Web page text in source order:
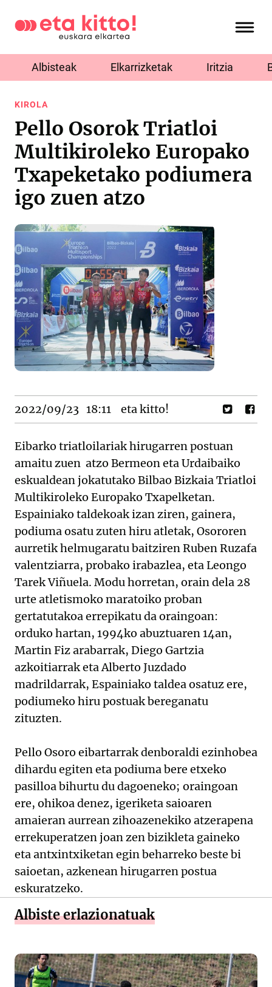
Albisteak Elkarrizketak Iritzia
KIROLA
Pello Osorok Triatloi
Multikiroleko Europako
Txapeketako podiumera
igo zuen atzo
2022/09/23 18:11 eta kitto!
Eibarko triatloilariak hirugarren postuan
amaitu zuen atzo Bermeon eta Urdaibaiko
eskualdean jokatutako Bilbao Bizkaia Triatloi
Multikiroleko Europako Txapelketan.
Espainiako taldekoak izan ziren, gainera,
podiuma osatu zuten hiru atletak, Osororen
aurretik helmugaratu baitziren Ruben Ruzafa
valentziarra, probako irabazlea, eta Leongo
Tarek Viñuela. Modu horretan, orain dela 28
urte atletismoko maratoiko proban
gertatutakoa errepikatu da oraingoan:
orduko hartan, 1994ko abuztuaren 14an,
Martin Fiz arabarrak, Diego Gartzia
azkoitiarrak eta Alberto Juzdado
madrildarrak, Espainiako taldea osatuz ere,
podiumeko hiru postuak bereganatu
zituzten.
Pello Osoro eibartarrak denboraldi ezinhobea
dihardu egiten eta podiuma bere etxeko
pasilloa bihurtu du dagoeneko; oraingoan
ere, ohikoa denez, igeriketa saioaren
amaieran aurrean zihoazenekiko atzerapena
errekuperatzen joan zen bizikleta gaineko
eta antxintxiketan egin beharreko beste bi
saioetan, azkenean hirugarren postua
eskuratzeko.
Albiste erlazionatuak